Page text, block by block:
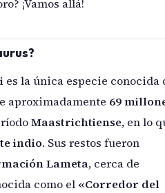
¡Vamos allá!
es la única especie conocida
aproximadamente 69
Maastrichtiense, en lo
indio. Sus restos fueron
Lameta, cerca de
como el «Corredor del